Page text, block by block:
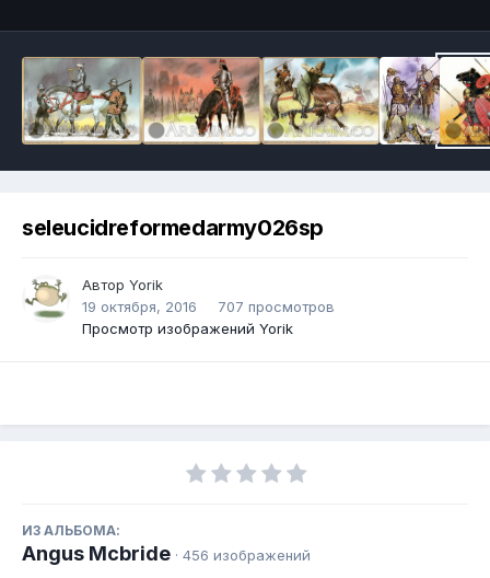
seleucidreformedarmy026sp
Автор Yorik
19 октября, 2016
707 просмотров
Просмотр изображений Yorik
ИЗ АЛЬБОМА:
Angus Mcbride · 456 изображений